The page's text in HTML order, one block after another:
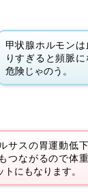
甲状腺ホルモン
りすぎると頻脈
危険じゃのう。
サスの胃運動低
つながるので体
にもなります。